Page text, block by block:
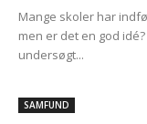
Mange skoler har
men er det en god
undersøgt...
SAMFUND